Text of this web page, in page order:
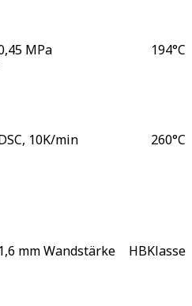
MPa 194°C
10K/min 260°C
1,6 mm Wandstärke HBKlasse